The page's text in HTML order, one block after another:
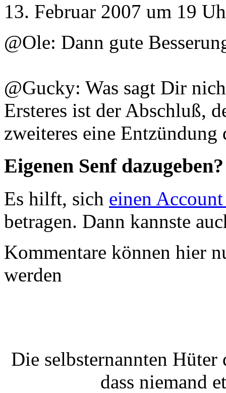
13. Februar 2007 um 19
@Ole: Dann gute
@Gucky: Was sagt Dir
Ersteres ist der Abschluß,
zweiteres eine Entzündung
Eigenen Senf dazugeben?
Es hilft, sich einen
betragen. Dann kannste
Kommentare können hier
werden
Die selbsternannten
dass niemand